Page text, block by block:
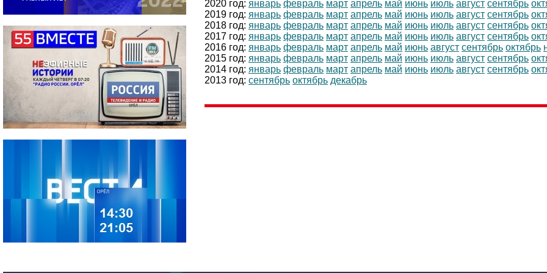
2020 год: январь февраль март апрель май июнь июль август сентябрь
2019 год: январь февраль март апрель май июнь июль август сентябрь
2018 год: январь февраль март апрель май июнь июль август сентябрь
2017 год: январь февраль март апрель май июнь июль август сентябрь
2016 год: январь февраль март апрель май июнь август сентябрь октябрь
2015 год: январь февраль март апрель май июнь июль август сентябрь
2014 год: январь февраль март апрель май июнь июль август сентябрь
2013 год: сентябрь октябрь декабрь